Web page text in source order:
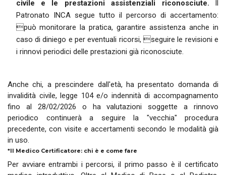
civile e le prestazioni assistenziali riconosciute. ll
Patronato INCA segue tutto il percorso di accertamento:
può monitorare la pratica, garantire assistenza anche in
caso di diniego e per eventuali ricorsi, seguire le revisioni e
i rinnovi periodici delle prestazioni già riconosciute.
Anche chi, a prescindere dall'età, ha presentato domanda di
invalidità civile, legge 104 e/o indennità di accompagnamento
fino al 28/02/2026 o ha valutazioni soggette a rinnovo
periodico continuerà a seguire la "vecchia" procedura
precedente, con visite e accertamenti secondo le modalità già
in uso.
*Il Medico Certificatore: chi è e come fare
Per avviare entrambi i percorsi, il primo passo è il certificato